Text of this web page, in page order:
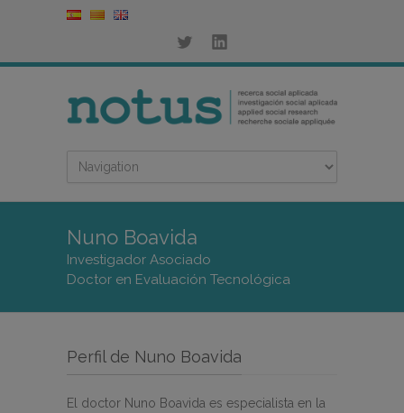
Nuno Boavida
Investigador Asociado
Doctor en Evaluación Tecnológica
Perfil de Nuno Boavida
El doctor Nuno Boavida es especialista en la